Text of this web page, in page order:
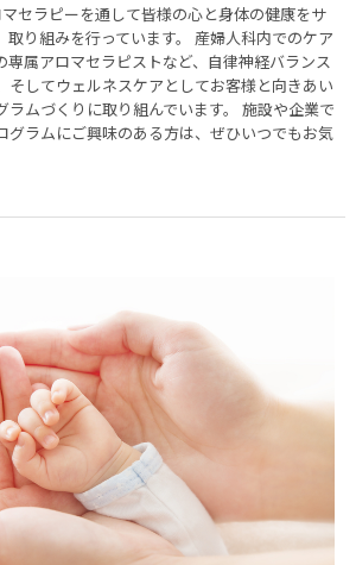
セラピーを通して皆様の心と身体の健康をサ
り組みを行っています。
産婦人科内でのケア
専属アロマセラピストなど、自律神経バランス
そしてウェルネスケアとしてお客様と向きあい
ムづくりに取り組んでいます。
施設や企業で
グラムにご興味のある方は、ぜひいつでもお気